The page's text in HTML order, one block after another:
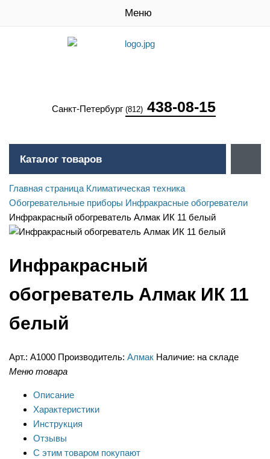
Меню
Санкт-Петербург (812) 438-08-15
Каталог товаров
Главная страница Климатическая техника
Обогревательные приборы Инфракрасные обогреватели
Инфракрасный обогреватель Алмак ИК 11 белый
Инфракрасный
обогреватель Алмак ИК 11
белый
Арт.: А1000 Производитель: Алмак Наличие: на складе
Меню товара
Описание
Характеристики
Инструкция
Отзывы
С этим товаром покупают